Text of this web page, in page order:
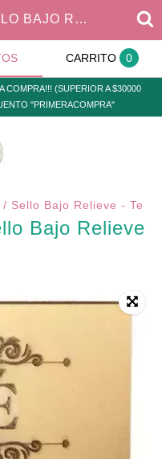
PLACAS VINTAGE / SELLO BAJO RELIEVE - TE
CARRITO 0
COMPRA!!! (SUPERIOR A $30000
"PRIMERACOMPRA"
Sello Bajo Relieve - Te
Bajo Relieve